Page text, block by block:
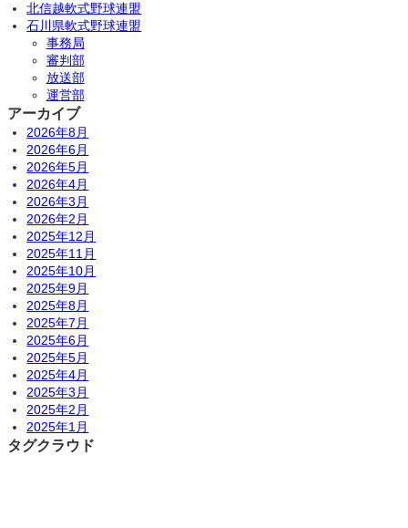
北信越軟式野球連盟
石川県軟式野球連盟
事務局
審判部
放送部
運営部
アーカイブ
2026年8月
2026年6月
2026年5月
2026年4月
2026年3月
2026年2月
2025年12月
2025年11月
2025年10月
2025年9月
2025年8月
2025年7月
2025年6月
2025年5月
2025年4月
2025年3月
2025年2月
2025年1月
タグクラウド